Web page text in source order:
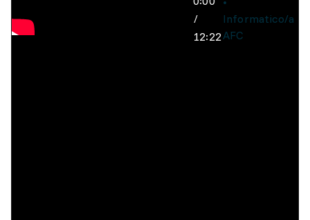
/
12:22
Informatico/a
AFC